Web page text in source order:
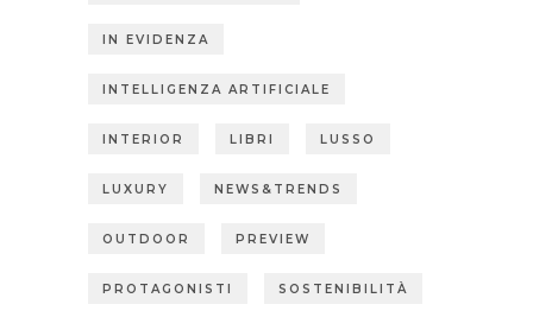
IN EVIDENZA
INTELLIGENZA ARTIFICIALE
INTERIOR LIBRI LUSSO
LUXURY NEWS&TRENDS
OUTDOOR PREVIEW
PROTAGONISTI SOSTENIBILITÀ